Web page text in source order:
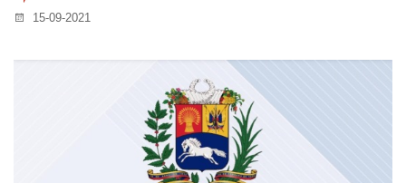
15-09-2021